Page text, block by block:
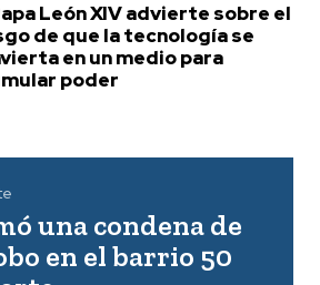
León XIV advierte sobre el
de que la tecnología se
en un medio para
poder
una condena de
en el barrio 50